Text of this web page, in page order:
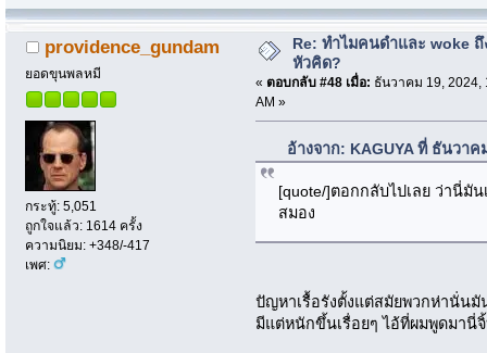
providence_gundam
ยอดขุนพลหมี
กระทู้: 5,051
ถูกใจแล้ว: 1614 ครั้ง
ความนิยม: +348/-417
เพศ:
Re: ทำไมคนดำและ woke ถึ
หัวคิด?
« ตอบกลับ #48 เมื่อ: ธันวาคม 19, 2024,
AM »
อ้างจาก: KAGUYA ที่ ธันวาค
[quote/]ตอกกลับไปเลย ว่านี่มั
สมอง
ปัญหาเรื้อรังตั้งแต่สมัยพวกห่านั่น
มีแต่หนักขึ้นเรื่อยๆ ไอ้ที่ผมพูดมานี่